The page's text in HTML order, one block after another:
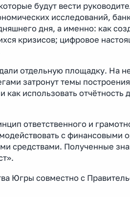
будут вести
исследований,
дня, а именно: как
кризисов; цифровое
отдельную площадку. На
затронут темы
использовать отчётность
ответственного и
с финансовыми
средствами. Полученные
Югры совместно с